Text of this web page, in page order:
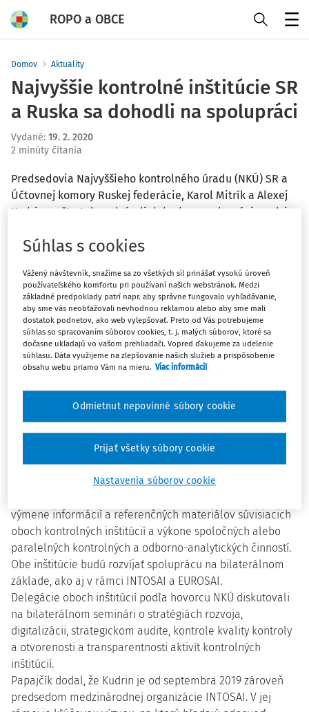
ROPO a OBCE
Domov Aktuality
Najvyššie kontrolné inštitúcie SR
a Ruska sa dohodli na spolupráci
Vydané: 19. 2. 2020
2 minúty čítania
Predsedovia Najvyššieho kontrolného úradu (NKÚ) SR a
Účtovnej komory Ruskej federácie, Karol Mitrík a Alexej
Kudrin vo štvrtok podpísali dohodu o spolupráci medzi
rezolúcie Valného zhromaždenia OSN z roku 2011 a
ustanovení INTOSAI a EUROSAI. Informoval o tom hovorca
NKÚ SR Marek Papajčík. Predstavitelia oboch inštitúcií
rokovali podľa neho na spoločnom bilaterálnom seminári
v Bratislave.
Spolupráca zakotvená v dohode sa podľa neho zameria
výskumných projektov a aktivít v oblastiach spoločného
záujmu vrátane konzultácií, seminárov, okrúhlych stolov,
konferencií o hlavných problémoch externého štátneho
auditu (kontroly). Vzájomné aktivity sa budú týkať aj oblasti
odbornej prípravy a zlepšovania profesionálnych
štandardov a odborných zručností zamestnancov.
výmene informácií a referenčných materiálov súvisiacich
oboch kontrolných inštitúcií a výkone spoločných alebo
paralelných kontrolných a odborno-analytických činností.
Obe inštitúcie budú rozvíjať spoluprácu na bilaterálnom
základe, ako aj v rámci INTOSAI a EUROSAI.
Delegácie oboch inštitúcií podľa hovorcu NKÚ diskutovali
na bilaterálnom seminári o stratégiách rozvoja,
digitalizácii, strategickom audite, kontrole kvality kontroly
a otvorenosti a transparentnosti aktivít kontrolných
inštitúcií.
Papajčík dodal, že Kudrin je od septembra 2019 zároveň
predsedom medzinárodnej organizácie INTOSAI. V jej
Súhlas s cookies
Vážený návštevník, snažíme sa zo všetkých síl prinášať vysokú úroveň
používateľského komfortu pri používaní našich webstránok. Medzi
základné predpoklady patrí napr. aby správne fungovalo vyhľadávanie,
aby sme vás neobťažovali nevhodnou reklamou alebo aby sme mali
dostatok podnetov, ako web vylepšovať. Preto od Vás potrebujeme
súhlas so spracovaním súborov cookies, t. j. malých súborov, ktoré sa
dočasne ukladajú vo vašom prehliadači. Vopred ďakujeme za udelenie
súhlasu. Dáta využijeme na zlepšovanie našich služieb a prispôsobenie
obsahu webu priamo Vám na mieru. Viac informácií
Nastavenia súborov cookie
Odmietnut nepovinné súbory cookie
Prijať všetky súbory cookie